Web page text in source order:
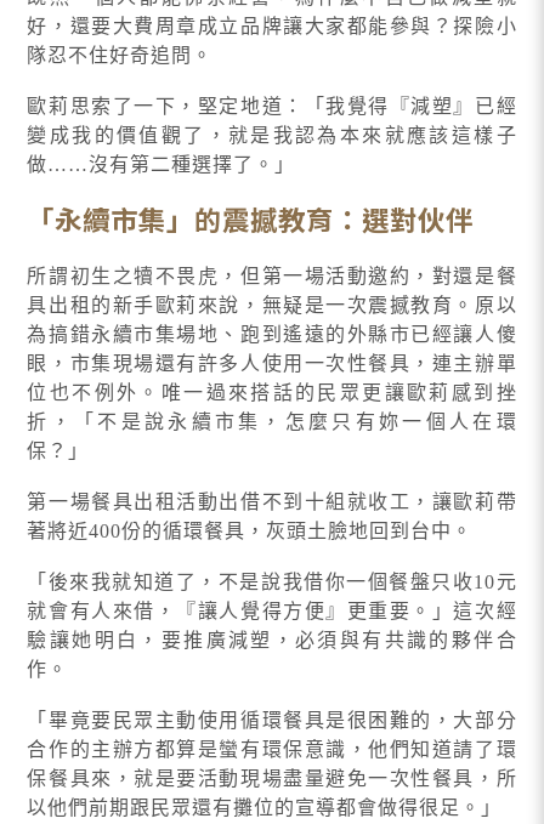
好，還要大費周章成立品牌讓大家都能參與？探險小
隊忍不住好奇追問。
歐莉思索了一下，堅定地道：「我覺得『減塑』已經
變成我的價值觀了，就是我認為本來就應該這樣子
做……沒有第二種選擇了。」
「永續市集」的震撼教育：選對伙伴
所謂初生之犢不畏虎，但第一場活動邀約，對還是餐
具出租的新手歐莉來說，無疑是一次震撼教育。原以
為搞錯永續市集場地、跑到遙遠的外縣市已經讓人傻
眼，市集現場還有許多人使用一次性餐具，連主辦單
位也不例外。唯一過來搭話的民眾更讓歐莉感到挫
折，「不是說永續市集，怎麼只有妳一個人在環
保？」
第一場餐具出租活動出借不到十組就收工，讓歐莉帶
著將近400份的循環餐具，灰頭土臉地回到台中。
「後來我就知道了，不是說我借你一個餐盤只收10元
就會有人來借，『讓人覺得方便』更重要。」這次經
驗讓她明白，要推廣減塑，必須與有共識的夥伴合
作。
「畢竟要民眾主動使用循環餐具是很困難的，大部分
合作的主辦方都算是蠻有環保意識，他們知道請了環
保餐具來，就是要活動現場盡量避免一次性餐具，所
以他們前期跟民眾還有攤位的宣導都會做得很足。」